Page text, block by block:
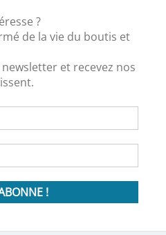
?
de la vie du boutis et
et recevez nos